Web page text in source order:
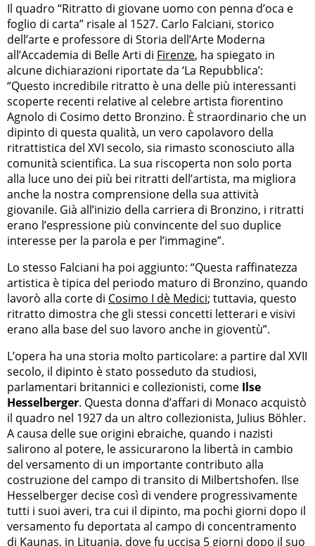
Il quadro “Ritratto di giovane uomo con penna d’oca e
foglio di carta” risale al 1527. Carlo Falciani, storico
dell’arte e professore di Storia dell’Arte Moderna
all’Accademia di Belle Arti di Firenze, ha spiegato in
alcune dichiarazioni riportate da ‘La Repubblica’:
“Questo incredibile ritratto è una delle più interessanti
scoperte recenti relative al celebre artista fiorentino
Agnolo di Cosimo detto Bronzino. È straordinario che un
dipinto di questa qualità, un vero capolavoro della
ritrattistica del XVI secolo, sia rimasto sconosciuto alla
comunità scientifica. La sua riscoperta non solo porta
alla luce uno dei più bei ritratti dell’artista, ma migliora
anche la nostra comprensione della sua attività
giovanile. Già all’inizio della carriera di Bronzino, i ritratti
erano l’espressione più convincente del suo duplice
interesse per la parola e per l’immagine”.
Lo stesso Falciani ha poi aggiunto: “Questa raffinatezza
artistica è tipica del periodo maturo di Bronzino, quando
lavorò alla corte di Cosimo I dè Medici; tuttavia, questo
ritratto dimostra che gli stessi concetti letterari e visivi
erano alla base del suo lavoro anche in gioventù”.
L’opera ha una storia molto particolare: a partire dal XVII
secolo, il dipinto è stato posseduto da studiosi,
parlamentari britannici e collezionisti, come Ilse
Hesselberger. Questa donna d’affari di Monaco acquistò
il quadro nel 1927 da un altro collezionista, Julius Böhler.
A causa delle sue origini ebraiche, quando i nazisti
salirono al potere, le assicurarono la libertà in cambio
del versamento di un importante contributo alla
costruzione del campo di transito di Milbertshofen. Ilse
Hesselberger decise così di vendere progressivamente
tutti i suoi averi, tra cui il dipinto, ma pochi giorni dopo il
versamento fu deportata al campo di concentramento
di Kaunas, in Lituania, dove fu uccisa 5 giorni dopo il suo